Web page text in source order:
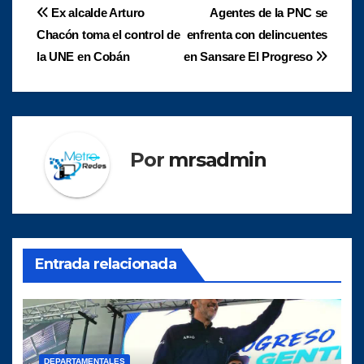
Navegación
de
entradas
Agentes de la PNC se
enfrenta con delincuentes
en Sansare El Progreso
Ex alcalde Arturo
Chacón toma el control de
la UNE en Cobán
Por mrsadmin
Entrada relacionada
DEPARTAMENTALES